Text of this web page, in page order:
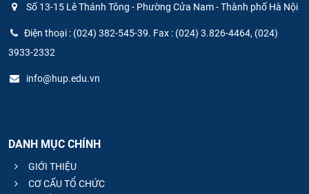
Số 13-15 Lê Thánh Tông - Phường Cửa Nam - Thành phố Hà Nội
Điện thoại : (024) 382-545-39. Fax : (024) 3.826-4464, (024)
3933-2332
info@hup.edu.vn
DANH MỤC CHÍNH
GIỚI THIỆU
CƠ CẤU TỔ CHỨC